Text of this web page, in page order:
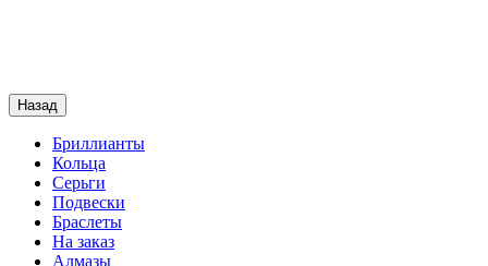
Назад
Бриллианты
Кольца
Серьги
Подвески
Браслеты
На заказ
Алмазы